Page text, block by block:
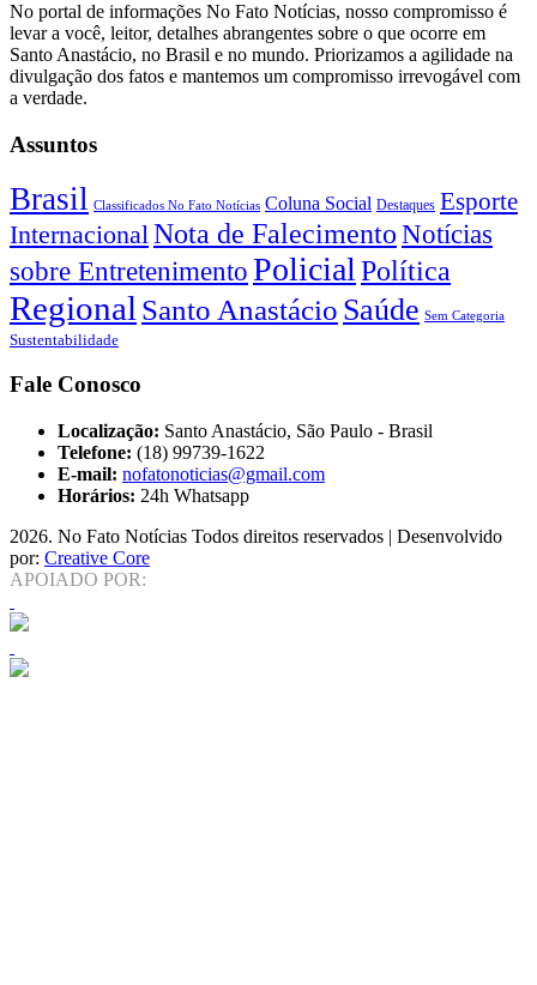
No portal de informações No Fato Notícias, nosso compromisso é
levar a você, leitor, detalhes abrangentes sobre o que ocorre em
Santo Anastácio, no Brasil e no mundo. Priorizamos a agilidade na
divulgação dos fatos e mantemos um compromisso irrevogável com
a verdade.
Assuntos
Brasil Classificados No Fato Notícias Coluna Social Destaques Esporte
Internacional Nota de FalecimentoNotícias
sobre EntretenimentoPolicial Política
Regional Santo Anastácio Saúde Sem Categoria
Sustentabilidade
Fale Conosco
Localização: Santo Anastácio, São Paulo - Brasil
Telefone: (18) 99739-1622
E-mail: nofatonoticias@gmail.com
Horários: 24h Whatsapp
2026. No Fato Notícias Todos direitos reservados | Desenvolvido
por: Creative Core
APOIADO POR: